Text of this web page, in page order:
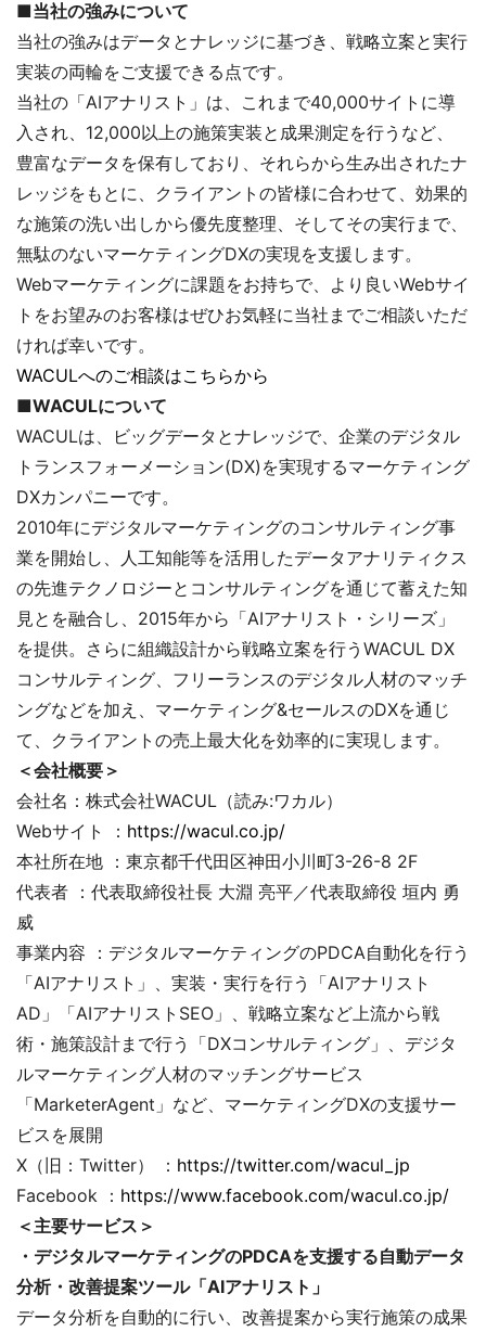
■当社の強みについて
当社の強みはデータとナレッジに基づき、戦略立案と実行
実装の両輪をご支援できる点です。
当社の「AIアナリスト」は、これまで40,000サイトに導
入され、12,000以上の施策実装と成果測定を行うなど、
豊富なデータを保有しており、それらから生み出されたナ
レッジをもとに、クライアントの皆様に合わせて、効果的
な施策の洗い出しから優先度整理、そしてその実行まで、
無駄のないマーケティングDXの実現を支援します。
Webマーケティングに課題をお持ちで、より良いWebサイ
トをお望みのお客様はぜひお気軽に当社までご相談いただ
ければ幸いです。
WACULへのご相談はこちらから
■WACULについて
WACULは、ビッグデータとナレッジで、企業のデジタル
トランスフォーメーション(DX)を実現するマーケティング
DXカンパニーです。
2010年にデジタルマーケティングのコンサルティング事
業を開始し、人工知能等を活用したデータアナリティクス
の先進テクノロジーとコンサルティングを通じて蓄えた知
見とを融合し、2015年から「AIアナリスト・シリーズ」
を提供。さらに組織設計から戦略立案を行うWACUL DX
コンサルティング、フリーランスのデジタル人材のマッチ
ングなどを加え、マーケティング&セールスのDXを通じ
て、クライアントの売上最大化を効率的に実現します。
＜会社概要＞
会社名：株式会社WACUL（読み:ワカル）
Webサイト ： https://wacul.co.jp/
本社所在地 ：東京都千代田区神田小川町3-26-8 2F
代表者 ：代表取締役社長 大淵 亮平／代表取締役 垣内 勇
威
事業内容 ：デジタルマーケティングのPDCA自動化を行う
「AIアナリスト」、実装・実行を行う「AIアナリスト
AD」「AIアナリストSEO」、戦略立案など上流から戦
術・施策設計まで行う「DXコンサルティング」、デジタ
ルマーケティング人材のマッチングサービス
「MarketerAgent」など、マーケティングDXの支援サー
ビスを展開
X（旧：Twitter） ： https://twitter.com/wacul_jp
Facebook ： https://www.facebook.com/wacul.co.jp/
＜主要サービス＞
・デジタルマーケティングのPDCAを支援する自動データ
分析・改善提案ツール「AIアナリスト」
データ分析を自動的に行い、改善提案から実行施策の成果